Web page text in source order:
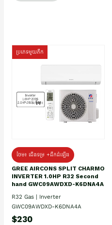
ប្រភេទមួយតឹក
ថែម៖ ជើងទម្រ +ដឹកដំឡើង
GREE AIRCONS SPLIT CHARMO
INVERTER 1.0HP R32 Second
hand GWC09AWDXD-K6DNA4A
R32 Gas | Inverter
GWC09AWDXD-K6DNA4A
$230